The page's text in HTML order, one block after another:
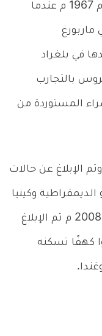
اكُتشف فيروس ماربورغ لأول مرة عام 1967 م عندما
ماربورغ
في بلغراد
بالتجارب
المستوردة من
الإبلاغ عن حالات
وكينيا
وجنوب إفريقيا وأوغندا، بينما في عام 2008 م تم الإبلاغ
كهفًا تسكنه